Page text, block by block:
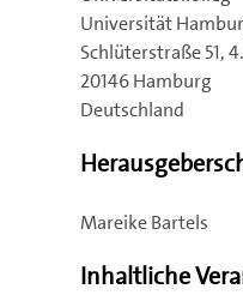
Universität
Schlüterstraße 51,
20146 Hamburg
Deutschland
Mareike Bartels
Inhaltliche